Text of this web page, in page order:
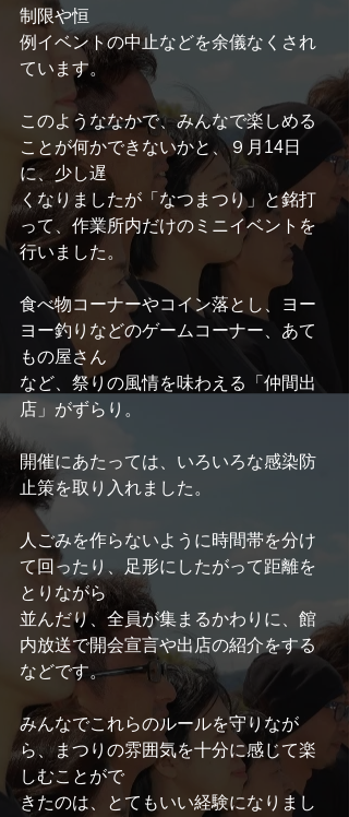
制限や恒
例イベントの中止などを余儀なくされ
ています。
このようななかで、みんなで楽しめる
ことが何かできないかと、９月14日
に、少し遅
くなりましたが「なつまつり」と銘打
って、作業所内だけのミニイベントを
行いました。
食べ物コーナーやコイン落とし、ヨー
ヨー釣りなどのゲームコーナー、あて
もの屋さん
など、祭りの風情を味わえる「仲間出
店」がずらり。
開催にあたっては、いろいろな感染防
止策を取り入れました。
人ごみを作らないように時間帯を分け
て回ったり、足形にしたがって距離を
とりながら
並んだり、全員が集まるかわりに、館
内放送で開会宣言や出店の紹介をする
などです。
みんなでこれらのルールを守りなが
ら、まつりの雰囲気を十分に感じて楽
しむことがで
きたのは、とてもいい経験になりまし